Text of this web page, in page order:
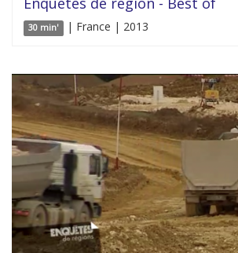
30 min' | France | 2013